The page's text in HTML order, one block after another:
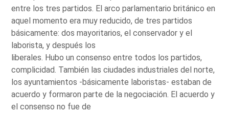
entre los tres partidos. El arco parlamentario británico en
aquel momento era muy reducido, de tres partidos
básicamente: dos mayoritarios, el conservador y el
laborista, y después los
liberales. Hubo un consenso entre todos los partidos,
complicidad. También las ciudades industriales del norte,
los ayuntamientos -básicamente laboristas- estaban de
acuerdo y formaron parte de la negociación. El acuerdo y
el consenso no fue de